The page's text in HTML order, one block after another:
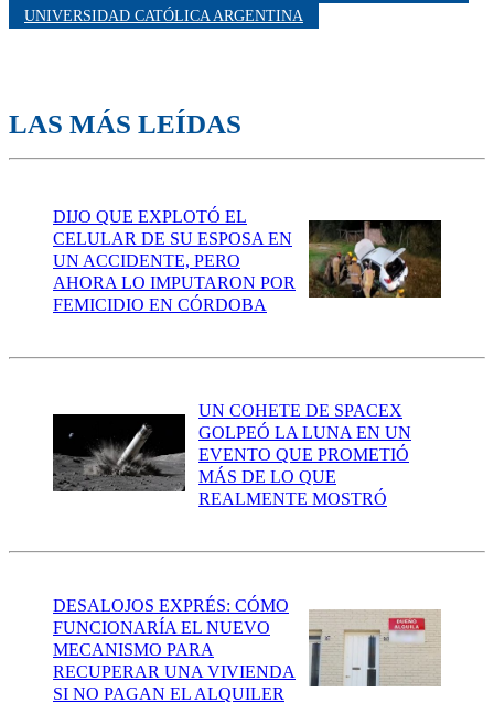
UNIVERSIDAD CATÓLICA ARGENTINA
LAS MÁS LEÍDAS
DIJO QUE EXPLOTÓ EL
CELULAR DE SU ESPOSA EN
UN ACCIDENTE, PERO
AHORA LO IMPUTARON POR
FEMICIDIO EN CÓRDOBA
UN COHETE DE SPACEX
GOLPEÓ LA LUNA EN UN
EVENTO QUE PROMETIÓ
MÁS DE LO QUE
REALMENTE MOSTRÓ
DESALOJOS EXPRÉS: CÓMO
FUNCIONARÍA EL NUEVO
MECANISMO PARA
RECUPERAR UNA VIVIENDA
SI NO PAGAN EL ALQUILER